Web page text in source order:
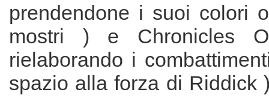
prendendone i suoi colori
mostri ) e Chronicles
rielaborando i
spazio alla forza di Riddick